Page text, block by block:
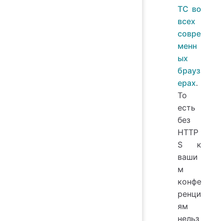
TC во
всех
совре
менн
ых
брауз
ерах.
То
есть
без
HTTP
S к
ваши
м
конфе
ренци
ям
нельз